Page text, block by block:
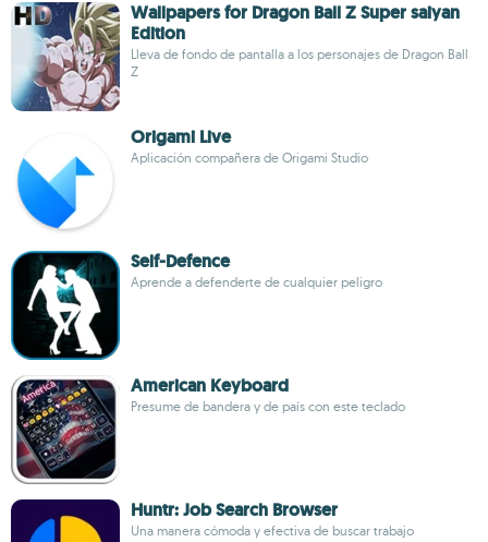
Wallpapers for Dragon Ball Z Super saiyan
Edition
Lleva de fondo de pantalla a los personajes de Dragon Ball
Z
Origami Live
Aplicación compañera de Origami Studio
Self-Defence
Aprende a defenderte de cualquier peligro
American Keyboard
Presume de bandera y de país con este teclado
Huntr: Job Search Browser
Una manera cómoda y efectiva de buscar trabajo